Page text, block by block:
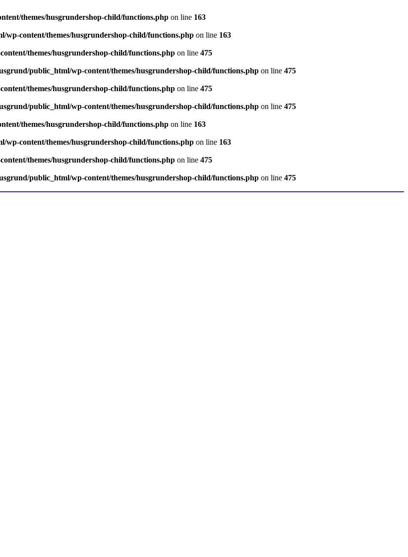
themes/husgrundershop-child/functions.php on line 163
wp-content/themes/husgrundershop-child/functions.php on line 163
themes/husgrundershop-child/functions.php on line 475
public_html/wp-content/themes/husgrundershop-child/functions.php on line 475
themes/husgrundershop-child/functions.php on line 475
public_html/wp-content/themes/husgrundershop-child/functions.php on line 475
themes/husgrundershop-child/functions.php on line 163
wp-content/themes/husgrundershop-child/functions.php on line 163
themes/husgrundershop-child/functions.php on line 475
public_html/wp-content/themes/husgrundershop-child/functions.php on line 475